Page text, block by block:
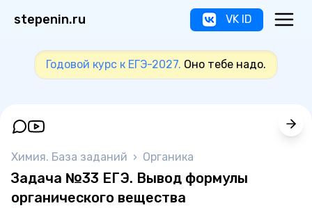
stepenin.ru VK ID
Годовой курс к ЕГЭ-2027. Оно тебе надо.
Химия. База заданий › Органика
Задача №33 ЕГЭ. Вывод формулы
органического вещества